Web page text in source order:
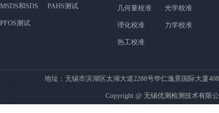
MSDS和SDS PAHS测试
PFOS测试
几何量校准 光学校准
理化校准 力学校准
热工校准
地址：无锡市滨湖区太湖大道2288号华仁逸景国际
Copyright @无锡优测检测技术有限